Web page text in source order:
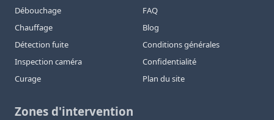
Débouchage
Chauffage
Détection fuite
Inspection caméra
Curage
FAQ
Blog
Conditions générales
Confidentialité
Plan du site
Zones d'intervention